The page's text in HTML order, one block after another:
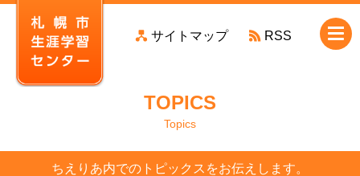
サイトマップ RSS
TOPICS
Topics
ちえりあ内でのトピックスをお伝えします。